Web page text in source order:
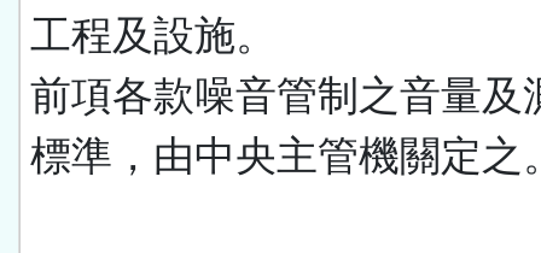
工程及設施。
前項各款噪音管制之音量及
標準，由中央主管機關定之